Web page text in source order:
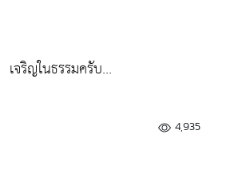
เจริญในธรรมครับ...
4,935